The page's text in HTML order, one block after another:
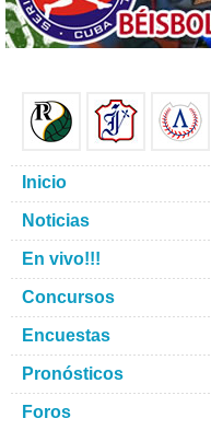
Inicio
Noticias
En vivo!!!
Concursos
Encuestas
Pronósticos
Foros